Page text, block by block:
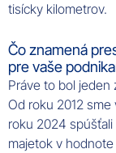
tisícky kilometrov.
Čo znamená
pre vaše
Práve to bol jeden
Od roku 2012
roku 2024
majetok v